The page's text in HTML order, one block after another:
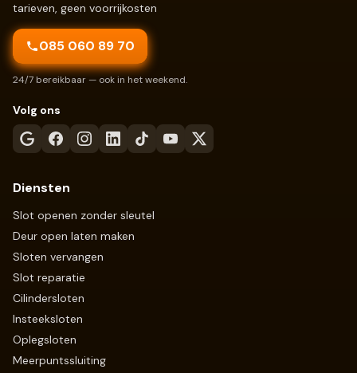
tarieven, geen voorrijkosten
085 060 89 70
24/7 bereikbaar — ook in het weekend.
Volg ons
Diensten
Slot openen zonder sleutel
Deur open laten maken
Sloten vervangen
Slot reparatie
Cilindersloten
Insteeksloten
Oplegsloten
Meerpuntssluiting